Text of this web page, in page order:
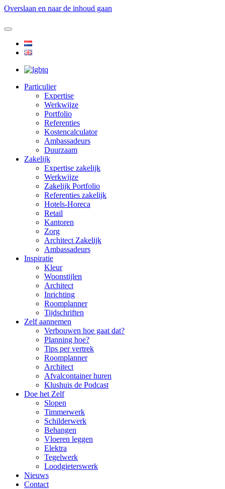
Overslaan en naar de inhoud gaan
Particulier
Expertise
Werkwijze
Portfolio
Referenties
Kostencalculator
Ambassadeurs
Duurzaam
Zakelijk
Expertise zakelijk
Werkwijze
Zakelijk Portfolio
Referenties zakelijk
Hotels-Horeca
Retail
Kantoren
Zorg
Architect Zakelijk
Ambassadeurs
Inspiratie
Kleur
Woonstijlen
Architect
Inrichting
Roomplanner
Tijdschriften
Zelf aannemen
Verbouwen hoe gaat dat?
Planning hoe?
Tips per vertrek
Roomplanner
Architect
Afvalcontainer huren
Klushuis de Podcast
Doe het Zelf
Slopen
Timmerwerk
Schilderwerk
Behangen
Vloeren leggen
Elektra
Tegelwerk
Loodgieterswerk
Nieuws
Contact